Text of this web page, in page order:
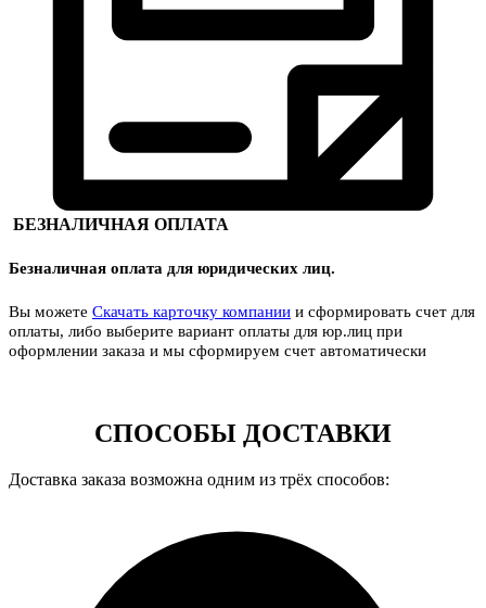
БЕЗНАЛИЧНАЯ ОПЛАТА
Безналичная оплата для юридических лиц.
Вы можете Скачать карточку компании и сформировать счет для
оплаты, либо выберите вариант оплаты для юр.лиц при
оформлении заказа и мы сформируем счет автоматически
СПОСОБЫ ДОСТАВКИ
Доставка заказа возможна одним из трёх способов: